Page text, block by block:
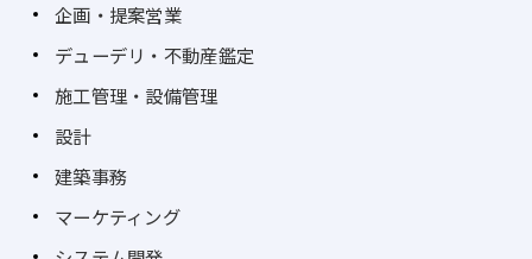
企画・提案営業
デューデリ・不動産鑑定
施工管理・設備管理
設計
建築事務
マーケティング